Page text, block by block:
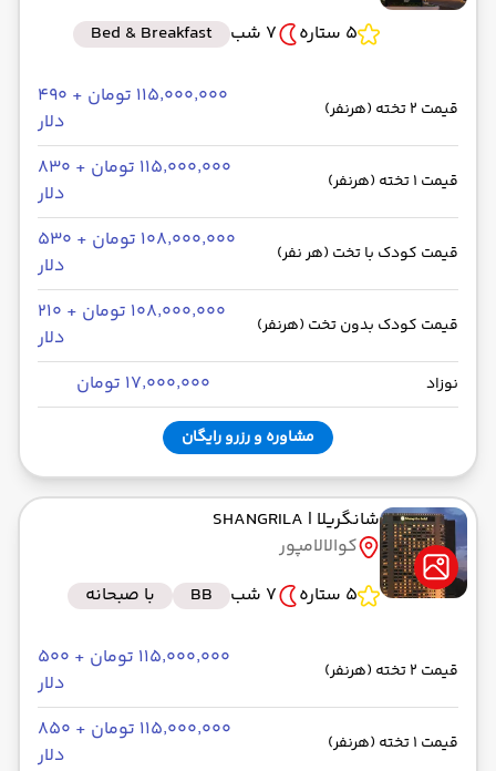
5 ستاره
7 شب Bed & Breakfast
قیمت 2 تخته (هرنفر)
۱۱۵٬۰۰۰٬۰۰۰ تومان + ۴۹۰
دلار
قیمت 1 تخته (هرنفر)
۱۱۵٬۰۰۰٬۰۰۰ تومان + ۸۳۰
دلار
قیمت کودک با تخت (هر نفر)
۱۰۸٬۰۰۰٬۰۰۰ تومان + ۵۳۰
دلار
قیمت کودک بدون تخت (هرنفر)
۱۰۸٬۰۰۰٬۰۰۰ تومان + ۲۱۰
دلار
نوزاد ۱۷٬۰۰۰٬۰۰۰ تومان
مشاوره و رزرو رایگان
شانگریلا | SHANGRILA
کوالالامپور
5 ستاره
7 شب BB با صبحانه
قیمت 2 تخته (هرنفر)
۱۱۵٬۰۰۰٬۰۰۰ تومان + ۵۰۰
دلار
قیمت 1 تخته (هرنفر)
۱۱۵٬۰۰۰٬۰۰۰ تومان + ۸۵۰
دلار